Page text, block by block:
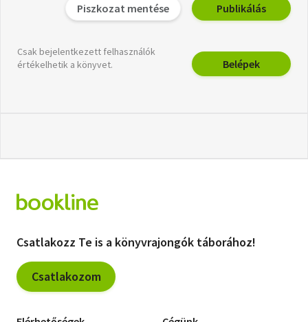
Piszkozat mentése Publikálás
Csak bejelentkezett felhasználók
értékelhetik a könyvet.
Belépek
Csatlakozz Te is a könyvrajongók táborához!
Csatlakozom